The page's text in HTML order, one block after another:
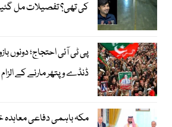
کی تھی؟ تفصیلات مل
پی ٹی آئی احتجاج؛ دونوں
ڈنڈے و پتھر مارنے کے
مکہ باہمی دفاعی